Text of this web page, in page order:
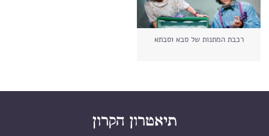
רכבת המתנות של סבא וסבתא